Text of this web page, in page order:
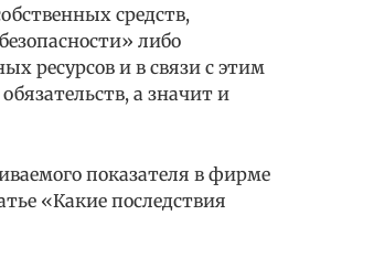
средств,
либо
ресурсов и в связи с этим
а значит и
показателя в фирме
«Какие последствия